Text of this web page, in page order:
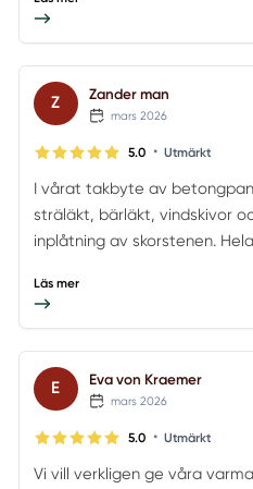
Z Zander man
mars 2026
5.0 • Utmärkt
I vårat takbyte av
sträläkt, bärläkt, vindskivor
inplåtning av skorstenen.
Läs mer
E Eva von Kraemer
mars 2026
5.0 • Utmärkt
Vi vill verkligen ge våra